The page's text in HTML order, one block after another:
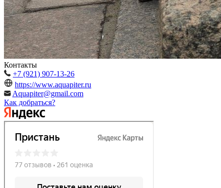
Контакты
+7 (921) 907-13-26
https://www.aquapiter.ru
Aquapiter@gmail.com
Как добраться?